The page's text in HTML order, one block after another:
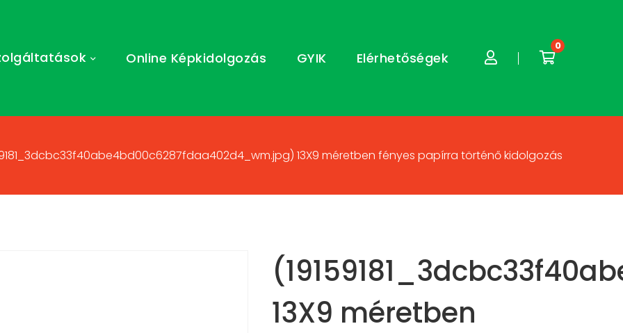
Online Képkidolgozás GYIK Elérhetőségek
0
13X9 méretben fényes papírra történő kidolgozás
13X9 méretben